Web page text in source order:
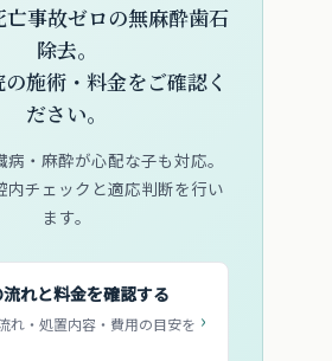
亡事故ゼロの無麻酔歯石
除去。
施術・料金をご確認く
ださい。
・麻酔が心配な子も対応。
内チェックと適応判断を行い
ます。
れと料金を確認する
れ・処置内容・費用の目安を ›